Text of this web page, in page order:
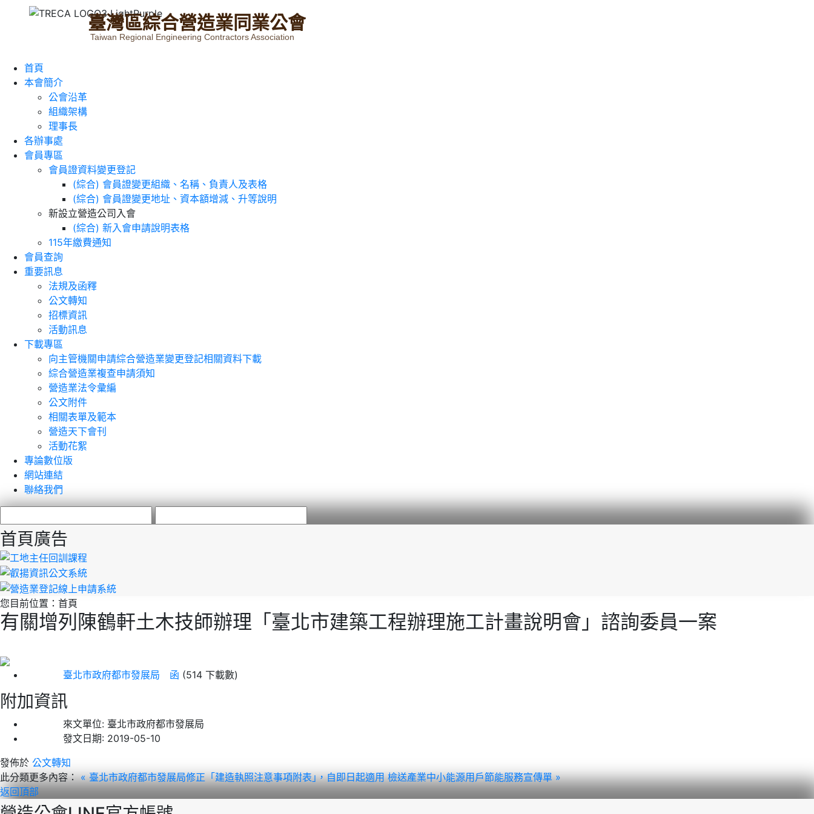
臺灣區綜合營造業同業公會
Taiwan Regional Engineering Contractors Association
首頁
本會簡介
公會沿革
組織架構
理事長
各辦事處
會員專區
會員證資料變更登記
(綜合) 會員證變更組織、名稱、負責人及表格
(綜合) 會員證變更地址、資本額增減、升等說明
新設立營造公司入會
(綜合) 新入會申請說明表格
115年繳費通知
會員查詢
重要訊息
法規及函釋
公文轉知
招標資訊
活動訊息
下載專區
向主管機關申請綜合營造業變更登記相關資料下載
綜合營造業複查申請須知
營造業法令彙編
公文附件
相關表單及範本
營造天下會刊
活動花絮
專論數位版
網站連結
聯絡我們
首頁廣告
您目前位置： 首頁
有關增列陳鶴軒土木技師辦理「臺北市建築工程辦理施工計畫說明會」諮詢委員一案
臺北市政府都市發展局 函 (514 下載數)
附加資訊
來文單位: 臺北市政府都市發展局
發文日期: 2019-05-10
發佈於 公文轉知
此分類更多內容： « 臺北市政府都市發展局修正「建造執照注意事項附表｣，自即日起適用檢送產業中小能源用戶節能服務宣傳單 »
返回頂部